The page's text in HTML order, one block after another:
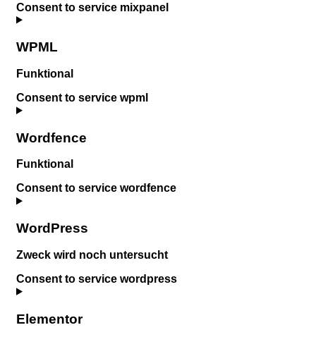
Consent to service mixpanel
WPML
Funktional
Consent to service wpml
Wordfence
Funktional
Consent to service wordfence
WordPress
Zweck wird noch untersucht
Consent to service wordpress
Elementor